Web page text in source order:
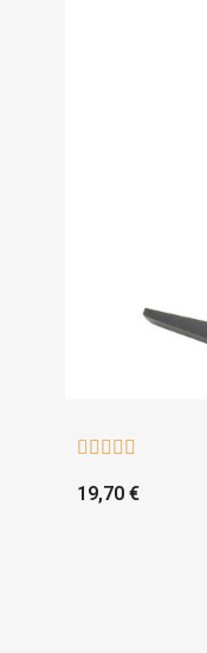
    
19,70 €